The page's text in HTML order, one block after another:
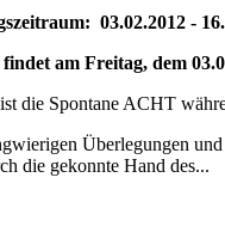
03.02.2012 -
findet am Freitag, dem
die Spontane ACHT
Überlegungen
die gekonnte Hand des...